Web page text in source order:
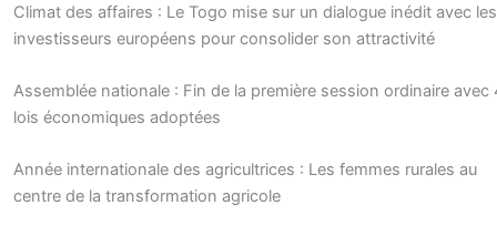
Climat des affaires : Le Togo mise sur un dialogue inédit avec les
investisseurs européens pour consolider son attractivité
Assemblée nationale : Fin de la première session ordinaire avec
lois économiques adoptées
Année internationale des agricultrices : Les femmes rurales au
centre de la transformation agricole